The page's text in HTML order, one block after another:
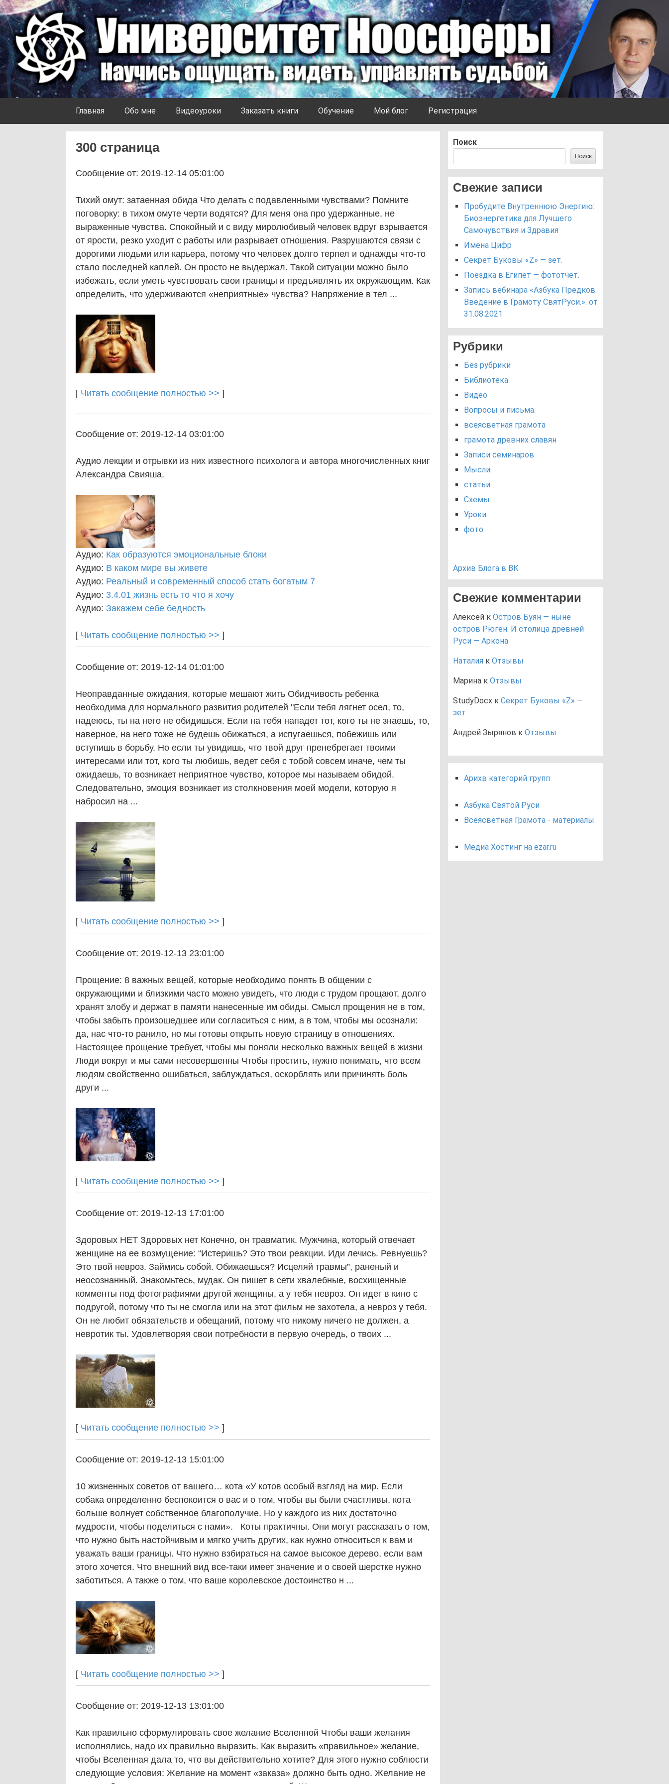
Университет Ноосферы
Главная Обо мне Видеоуроки Заказать книги Обучение Мой блог Регистрация
300 страница
Сообщение от: 2019-12-14 05:01:00
Тихий омут: затаенная обида Что делать с подавленными чувствами? Помните
поговорку: в тихом омуте черти водятся? Для меня она про удержанные, не
выраженные чувства. Спокойный и с виду миролюбивый человек вдруг взрывается
от ярости, резко уходит с работы или разрывает отношения. Разрушаются связи с
дорогими людьми или карьера, потому что человек долго терпел и однажды что-то
стало последней каплей. Он просто не выдержал. Такой ситуации можно было
избежать, если уметь чувствовать свои границы и предъявлять их окружающим. Как
определить, что удерживаются «неприятные» чувства? Напряжение в тел ...
[ Читать сообщение полностью >> ]
Сообщение от: 2019-12-14 03:01:00
Аудио лекции и отрывки из них известного психолога и автора многочисленных книг
Александра Свияша.
Аудио: Как образуются эмоциональные блоки
Аудио: В каком мире вы живете
Аудио: Реальный и современный способ стать богатым 7
Аудио: 3.4.01 жизнь есть то что я хочу
Аудио: Закажем себе бедность
[ Читать сообщение полностью >> ]
Сообщение от: 2019-12-14 01:01:00
Неоправданные ожидания, которые мешают жить Обидчивость ребенка
необходима для нормального развития родителей "Если тебя лягнет осел, то,
надеюсь, ты на него не обидишься. Если на тебя нападет тот, кого ты не знаешь, то,
наверное, на него тоже не будешь обижаться, а испугаешься, побежишь или
вступишь в борьбу. Но если ты увидишь, что твой друг пренебрегает твоими
интересами или тот, кого ты любишь, ведет себя с тобой совсем иначе, чем ты
ожидаешь, то возникает неприятное чувство, которое мы называем обидой.
Следовательно, эмоция возникает из столкновения моей модели, которую я
набросил на ...
[ Читать сообщение полностью >> ]
Сообщение от: 2019-12-13 23:01:00
Прощение: 8 важных вещей, которые необходимо понять В общении с
окружающими и близкими часто можно увидеть, что люди с трудом прощают, долго
хранят злобу и держат в памяти нанесенные им обиды. Смысл прощения не в том,
чтобы забыть произошедшее или согласиться с ним, а в том, чтобы мы осознали:
да, нас что-то ранило, но мы готовы открыть новую страницу в отношениях.
Настоящее прощение требует, чтобы мы поняли несколько важных вещей в жизни
Люди вокруг и мы сами несовершенны Чтобы простить, нужно понимать, что всем
людям свойственно ошибаться, заблуждаться, оскорблять или причинять боль
други ...
[ Читать сообщение полностью >> ]
Сообщение от: 2019-12-13 17:01:00
Здоровых НЕТ Здоровых нет Конечно, он травматик. Мужчина, который отвечает
женщине на ее возмущение: “Истеришь? Это твои реакции. Иди лечись. Ревнуешь?
Это твой невроз. Займись собой. Обижаешься? Исцеляй травмы”, раненый и
неосознанный. Знакомьтесь, мудак. Он пишет в сети хвалебные, восхищенные
комменты под фотографиями другой женщины, а у тебя невроз. Он идет в кино с
подругой, потому что ты не смогла или на этот фильм не захотела, а невроз у тебя.
Он не любит обязательств и обещаний, потому что никому ничего не должен, а
невротик ты. Удовлетворяя свои потребности в первую очередь, о твоих ...
[ Читать сообщение полностью >> ]
Сообщение от: 2019-12-13 15:01:00
10 жизненных советов от вашего… кота «У котов особый взгляд на мир. Если
собака определенно беспокоится о вас и о том, чтобы вы были счастливы, кота
больше волнует собственное благополучие. Но у каждого из них достаточно
мудрости, чтобы поделиться с нами». Коты практичны. Они могут рассказать о том,
что нужно быть настойчивым и мягко учить других, как нужно относиться к вам и
уважать ваши границы. Что нужно взбираться на самое высокое дерево, если вам
этого хочется. Что внешний вид все-таки имеет значение и о своей шерстке нужно
заботиться. А также о том, что ваше королевское достоинство н ...
[ Читать сообщение полностью >> ]
Сообщение от: 2019-12-13 13:01:00
Как правильно сформулировать свое желание Вселенной Чтобы ваши желания
исполнялись, надо их правильно выразить. Как выразить «правильное» желание,
чтобы Вселенная дала то, что вы действительно хотите? Для этого нужно соблюсти
следующие условия: Желание на момент «заказа» должно быть одно. Желание не
Поиск
Поиск
Свежие записи
Пробудите Внутреннюю Энергию:
Биоэнергетика для Лучшего
Самочувствия и Здравия
Имёна Цифр
Секрет Буковы «Z» — зет.
Поездка в Египет — фототчёт.
Запись вебинара «Азбука Предков.
Введение в Грамоту СвятРуси.». от
31.08.2021
Рубрики
Без рубрики
Библиотека
Видео
Вопросы и письма.
всеясветная грамота
грамота древних славян
Записи семинаров
Мысли
статьи
Схемы
Уроки
фото
Архив Блога в ВК
Свежие комментарии
Алексей к Остров Буян — ныне
остров Рюген. И столица древней
Руси — Аркона
Наталия к Отзывы
Марина к Отзывы
StudyDocx к Секрет Буковы «Z» —
зет.
Андрей Зырянов к Отзывы
Арихв категорий групп
Азбука Святой Руси
Всеясветная Грамота - материалы
Медиа Хостинг на ezar.ru